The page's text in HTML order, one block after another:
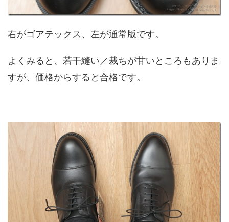
右がゴアテックス、左が通常版です。
よくみると、若干縫い／裁ちが甘いところもありま
すが、価格からすると合格です。